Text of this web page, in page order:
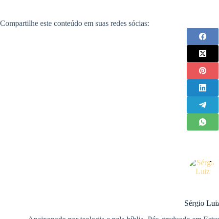
Compartilhe este conteúdo em suas redes sócias:
Sérgio